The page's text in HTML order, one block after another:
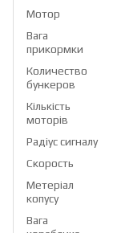
Мотор
Вага
прикормки
Количество
бункеров
Кількість
моторів
Радіус сигналу
Скорость
Метеріал
копусу
Вага